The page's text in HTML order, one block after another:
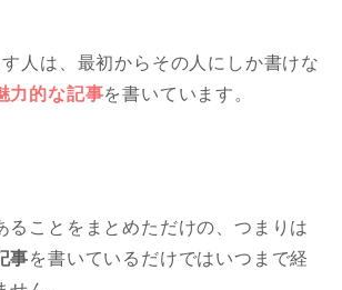
人は、最初からその人にしか書けな
力的な記事を書いています。
ることをまとめただけの、つまりは
事を書いているだけではいつまで経